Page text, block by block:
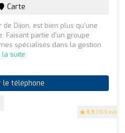
3.9 (169 avis)
Carte
Dijon, est bien plus qu'une
Faisant partie d'un groupe
spécialisés dans la gestion
la suite
le téléphone